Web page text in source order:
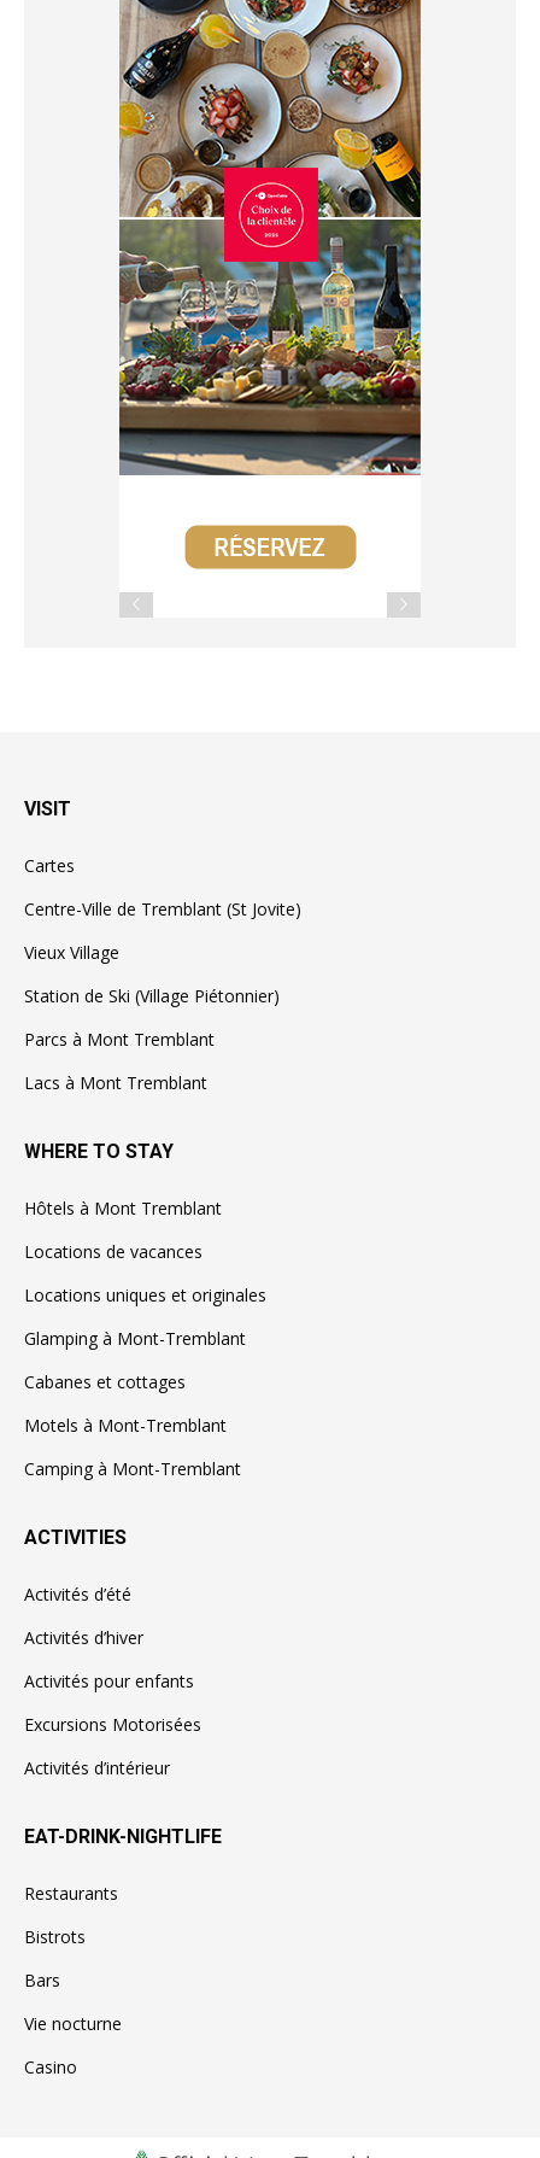
VISIT
Cartes
Centre-Ville de Tremblant (St Jovite)
Vieux Village
Station de Ski (Village Piétonnier)
Parcs à Mont Tremblant
Lacs à Mont Tremblant
WHERE TO STAY
Hôtels à Mont Tremblant
Locations de vacances
Locations uniques et originales
Glamping à Mont-Tremblant
Cabanes et cottages
Motels à Mont-Tremblant
Camping à Mont-Tremblant
ACTIVITIES
Activités d’été
Activités d’hiver
Activités pour enfants
Excursions Motorisées
Activités d’intérieur
EAT-DRINK-NIGHTLIFE
Restaurants
Bistrots
Bars
Vie nocturne
Casino